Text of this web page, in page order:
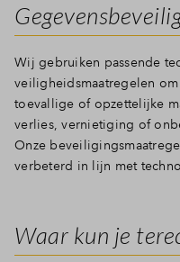
Wij gebruiken passende
veiligheidsmaatregelen
toevallige of opzettelijke
verlies, vernietiging of
Onze
verbeterd in lijn met
Waar kun je